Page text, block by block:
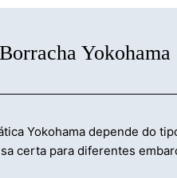
Yokohama
Yokohama depende do
certa para diferentes